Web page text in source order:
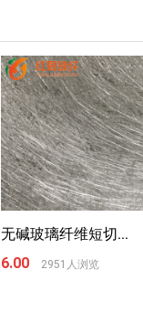
无碱玻璃纤维短切...
6.00
2951人浏览